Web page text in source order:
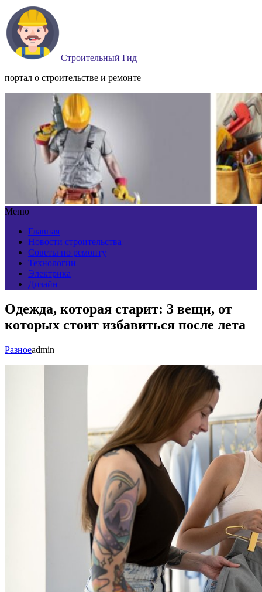
Строительный Гид
портал о строительстве и ремонте
Меню
Главная
Новости строительства
Советы по ремонту
Технологии
Электрика
Дизайн
Одежда, которая старит: 3 вещи, от
которых стоит избавиться после лета
Разноеadmin